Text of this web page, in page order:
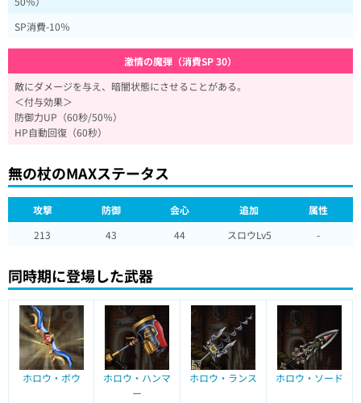
SP消費-10％
激情の魔弾（消費SP 30）
敵にダメージを与え、暗闇状態にさせることがある。
＜付与効果＞
防御力UP（60秒/50％）
HP自動回復（60秒）
無の杖のMAXステータス
攻撃 防御 会心 追加
属性
213
43 44 スロウLv5 -
同時期に登場した武器
ホロウ・ボウ
ホロウ・ハンマ
ー
ホロウ・ランス ホロウ・ソード